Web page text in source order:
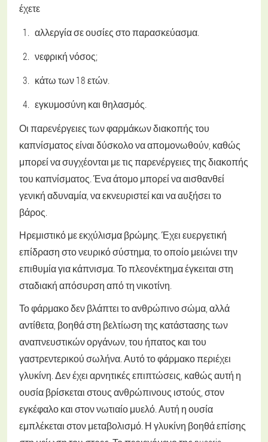
έχετε
αλλεργία σε ουσίες στο παρασκεύασμα.
νεφρική νόσος;
κάτω των 18 ετών.
εγκυμοσύνη και θηλασμός.
Οι παρενέργειες των φαρμάκων διακοπής του
καπνίσματος είναι δύσκολο να απομονωθούν, καθώς
μπορεί να συγχέονται με τις παρενέργειες της διακοπής
του καπνίσματος. Ένα άτομο μπορεί να αισθανθεί
γενική αδυναμία, να εκνευριστεί και να αυξήσει το
βάρος.
Ηρεμιστικό με εκχύλισμα βρώμης. Έχει ευεργετική
επίδραση στο νευρικό σύστημα, το οποίο μειώνει την
επιθυμία για κάπνισμα. Το πλεονέκτημα έγκειται στη
σταδιακή απόσυρση από τη νικοτίνη.
Το φάρμακο δεν βλάπτει το ανθρώπινο σώμα, αλλά
αντίθετα, βοηθά στη βελτίωση της κατάστασης των
αναπνευστικών οργάνων, του ήπατος και του
γαστρεντερικού σωλήνα. Αυτό το φάρμακο περιέχει
γλυκίνη. Δεν έχει αρνητικές επιπτώσεις, καθώς αυτή η
ουσία βρίσκεται στους ανθρώπινους ιστούς, στον
εγκέφαλο και στον νωτιαίο μυελό. Αυτή η ουσία
εμπλέκεται στον μεταβολισμό. Η γλυκίνη βοηθά επίσης